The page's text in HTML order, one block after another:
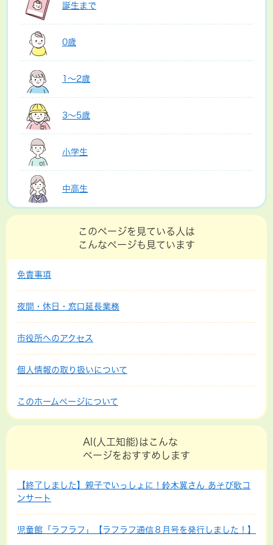
誕生まで
0歳
1～2歳
3～5歳
小学生
中高生
このページを見ている人は
こんなページも見ています
免責事項
夜間・休日・窓口延長業務
市役所へのアクセス
個人情報の取り扱いについて
このホームページについて
AI(人工知能)はこんな
ページをおすすめします
【終了しました】親子でいっしょに！鈴木翼さん あそび歌コ
ンサート
児童館「ラフラフ」【ラフラフ通信８月号を発行しました！】